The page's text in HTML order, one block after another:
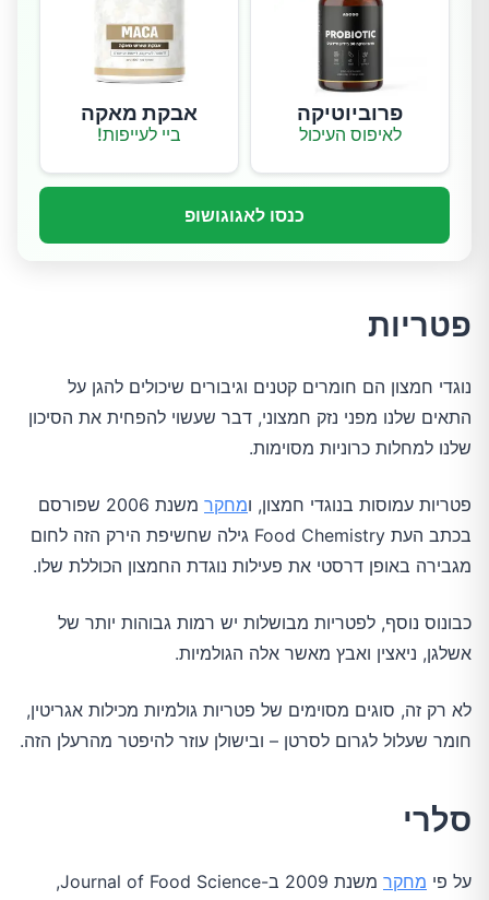
פרוביוטיקה
לאיפוס העיכול
אבקת מאקה
ביי לעייפות!
כנסו לאגוגושופ
פטריות
נוגדי חמצון הם חומרים קטנים וגיבורים שיכולים להגן על
התאים שלנו מפני נזק חמצוני, דבר שעשוי להפחית את הסיכון
שלנו למחלות כרוניות מסוימות.
פטריות עמוסות בנוגדי חמצון, ומחקר
משנת 2006 שפורסם
בכתב העת Food Chemistry גילה שחשיפת הירק הזה לחום
מגבירה באופן דרסטי את פעילות נוגדת החמצון הכוללת שלו.
כבונוס נוסף, לפטריות מבושלות יש רמות גבוהות יותר של
אשלגן, ניאצין ואבץ מאשר אלה הגולמיות.
לא רק זה, סוגים מסוימים של פטריות גולמיות מכילות אגריטין,
חומר שעלול לגרום לסרטן – ובישולן עוזר להיפטר מהרעלן הזה.
סלרי
על פי מחקר
משנת 2009 ב-Journal of Food Science,